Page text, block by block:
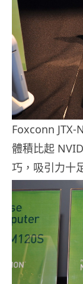
Foxconn JTX-
體積比起
巧，吸引力十